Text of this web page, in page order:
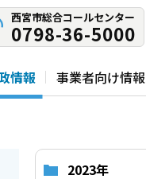
西宮市総合コールセンター
0798-36-5000
情報 事業者向け情報
2023年